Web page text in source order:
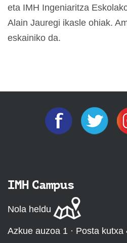
eta IMH Ingeniaritza
Alain Jauregi ikasle ohiak.
eskainiko da.
IMH Campus
Nola heldu
Azkue auzoa 1 · Posta